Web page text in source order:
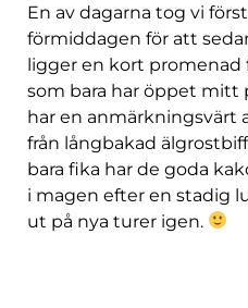
En av dagarna tog vi
förmiddagen för att
ligger en kort promenad
som bara har öppet mitt
har en anmärkningsvärt
från långbakad
bara fika har de goda
i magen efter en stadig
ut på nya turer igen.